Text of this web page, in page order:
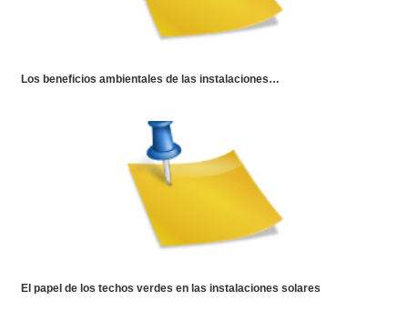
Los beneficios ambientales de las instalaciones…
El papel de los techos verdes en las instalaciones solares